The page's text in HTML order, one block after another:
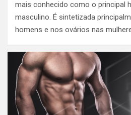
mais conhecido como o principal
masculino. É sintetizada
homens e nos ovários nas